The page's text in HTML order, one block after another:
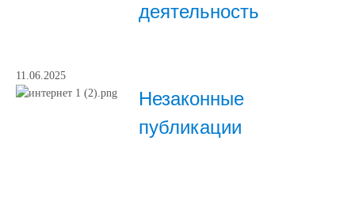
деятельность
11.06.2025
Незаконные
публикации